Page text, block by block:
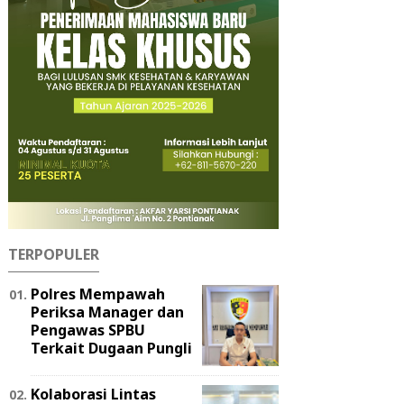
TERPOPULER
Polres Mempawah
Periksa Manager dan
Pengawas SPBU
Terkait Dugaan Pungli
Kolaborasi Lintas